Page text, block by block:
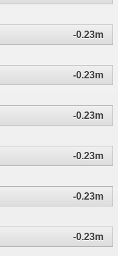
-0.23m
-0.23m
-0.23m
-0.23m
-0.23m
-0.23m